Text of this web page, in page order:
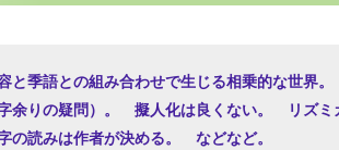
季語との組み合わせで生じる相乗的な世界
余りの疑問）。 擬人化は良くない。 リズミ
読みは作者が決める。 などなど。